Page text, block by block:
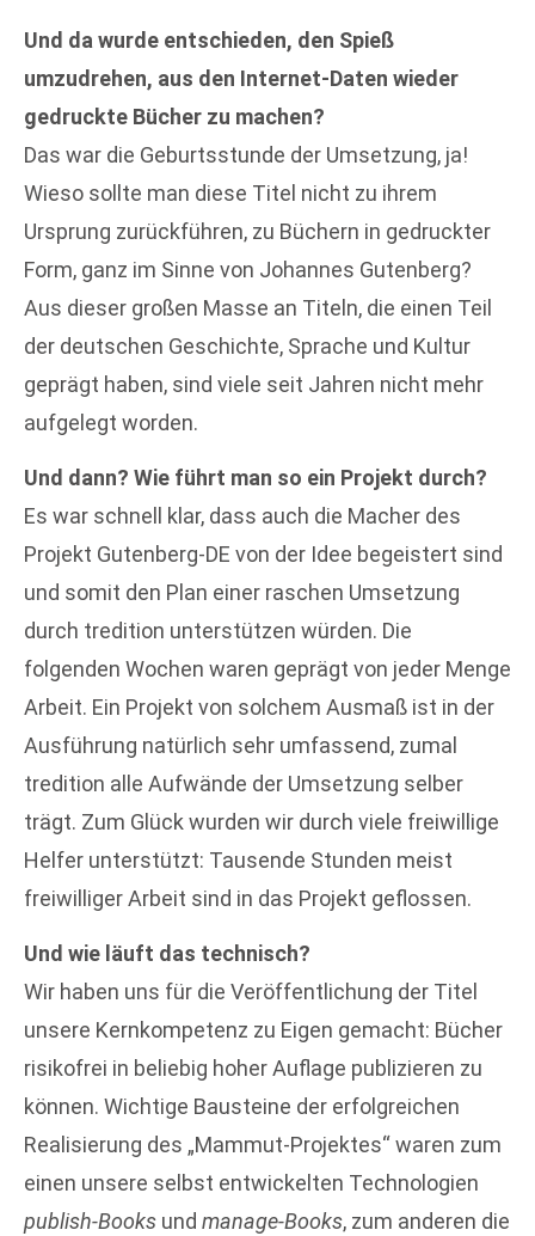
Und da wurde entschieden, den Spieß
umzudrehen, aus den Internet-Daten wieder
gedruckte Bücher zu machen?
Das war die Geburtsstunde der Umsetzung, ja!
Wieso sollte man diese Titel nicht zu ihrem
Ursprung zurückführen, zu Büchern in gedruckter
Form, ganz im Sinne von Johannes Gutenberg?
Aus dieser großen Masse an Titeln, die einen Teil
der deutschen Geschichte, Sprache und Kultur
geprägt haben, sind viele seit Jahren nicht mehr
aufgelegt worden.
Und dann? Wie führt man so ein Projekt durch?
Es war schnell klar, dass auch die Macher des
Projekt Gutenberg-DE von der Idee begeistert sind
und somit den Plan einer raschen Umsetzung
durch tredition unterstützen würden. Die
folgenden Wochen waren geprägt von jeder Menge
Arbeit. Ein Projekt von solchem Ausmaß ist in der
Ausführung natürlich sehr umfassend, zumal
tredition alle Aufwände der Umsetzung selber
trägt. Zum Glück wurden wir durch viele freiwillige
Helfer unterstützt: Tausende Stunden meist
freiwilliger Arbeit sind in das Projekt geflossen.
Und wie läuft das technisch?
Wir haben uns für die Veröffentlichung der Titel
unsere Kernkompetenz zu Eigen gemacht: Bücher
risikofrei in beliebig hoher Auflage publizieren zu
können. Wichtige Bausteine der erfolgreichen
Realisierung des „Mammut-Projektes“ waren zum
einen unsere selbst entwickelten Technologien
publish-Books und manage-Books, zum anderen die